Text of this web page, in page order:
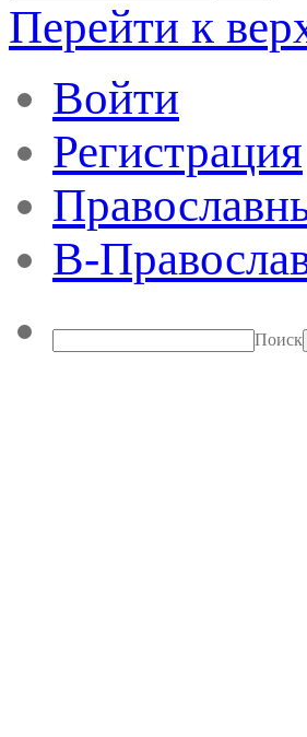
Перейти к
Войти
Регистрация
В-
Поиск